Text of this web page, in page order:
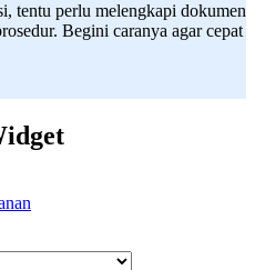
tentu perlu melengkapi dokumen
Begini caranya agar cepat